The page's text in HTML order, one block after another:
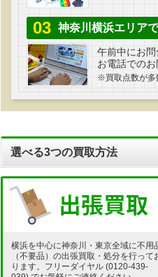
03 神奈川横浜エリア
午前中にお問
お電話での
※買取点数が多
選べる3つの買取方法
横浜を中心に神奈川・東京全域に不用
（不要品）の出張買取・処分を行って
ります。フリーダイヤル (0120-439-